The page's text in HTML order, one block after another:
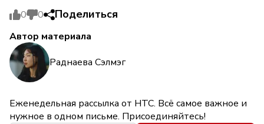
0 0 Поделиться
Автор материала
Раднаева Сэлмэг
Еженедельная рассылка от НТС. Всё самое важное и
нужное в одном письме. Присоединяйтесь!